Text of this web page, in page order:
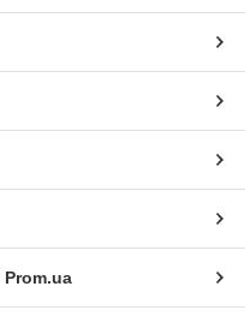
Prom.ua